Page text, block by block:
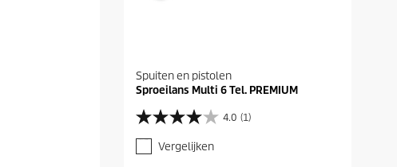
Spuiten en pistolen
Sproeilans Multi 6 Tel. PREMIUM
4.0 (1)
4
.
0
Vergelijken